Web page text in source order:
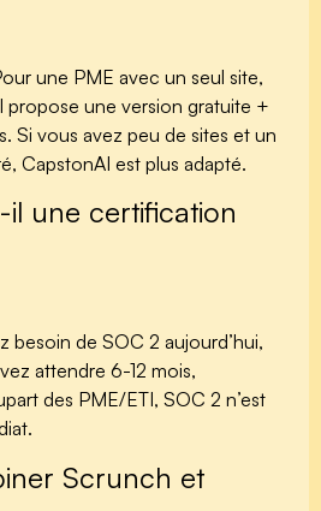
une PME avec un seul site,
propose une version gratuite +
Si vous avez peu de sites et un
CapstonAI est plus adapté.
une certification
besoin de SOC 2 aujourd’hui,
attendre 6-12 mois,
des PME/ETI, SOC 2 n’est
Scrunch et